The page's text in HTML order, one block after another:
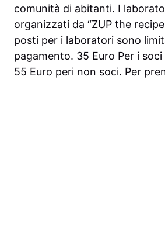
comunità di abitanti. I
organizzati da “ZUP the
posti per i laboratori sono
pagamento. 35 Euro Per i
55 Euro peri non soci. Per